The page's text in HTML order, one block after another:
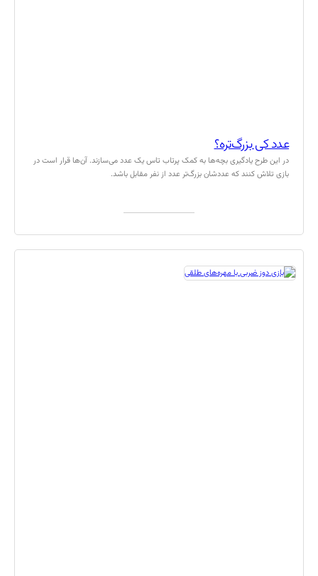
عدد کی بزرگ‌تره؟
در این طرح یادگیری بچه‌ها به کمک پرتاب تاس یک عدد می‌سازند. آن‌ها قرار است در
بازی تلاش کنند که عددشان بزرگ‌تر عدد از نفر مقابل باشد.